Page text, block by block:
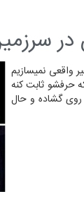
واقعی نمیسازیم
حرفشو ثابت کنه
روی گشاده و حال